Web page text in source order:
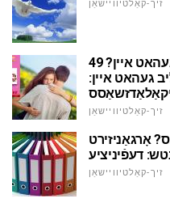
זיך-קאַלטיוויישאַן
דער בוך "ווי צו קריק אַ ליב געהאט איין? 49
געהאט איין:
זיך-קאַלטיוויישאַן
אָרגאַניזירט
דעפֿיניציע
זיך-קאַלטיוויישאַן